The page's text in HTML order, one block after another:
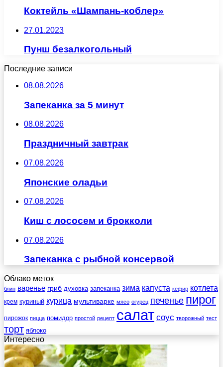
Коктейль «Шампань-коблер»
27.01.2023
Пунш безалкогольный
Последние записи
08.08.2026
Запеканка за 5 минут
08.08.2026
Праздничный завтрак
07.08.2026
Японские оладьи
07.08.2026
Киш с лососем и брокколи
07.08.2026
Запеканка с рыбной консервой
Облако меток
блин варенье гриб духовка запеканка зима капуста кефир котлета
крем куриный курица мультиварке мясо огурец печенье пирог
пирожок пицца помидор простой рецепт салат соус творожный тест
торт яблоко
Интересно